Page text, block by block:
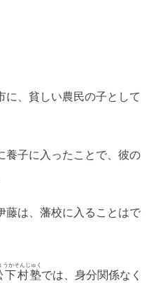
に、貧しい農民の子として
養子に入ったことで、彼の
藤は、藩校に入ることはで
下村塾
うかそんじゅく
では、身分関係なく